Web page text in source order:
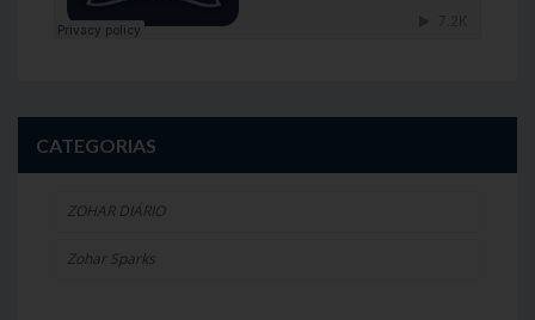
CATEGORIAS
ZOHAR DIÁRIO
Zohar Sparks